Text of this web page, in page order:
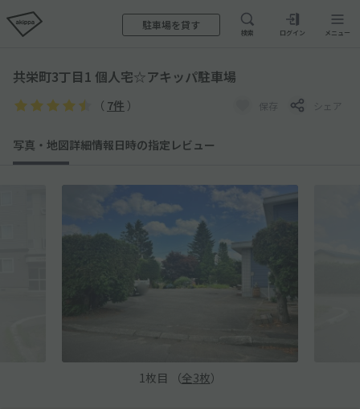
駐車場を貸す
検索 ログイン メニュー
共栄町3丁目1 個人宅☆アキッパ駐車場
（ 7件 ） 保存 シェア
写真・地図詳細情報日時の指定 レビュー
1 枚目 （全3枚）